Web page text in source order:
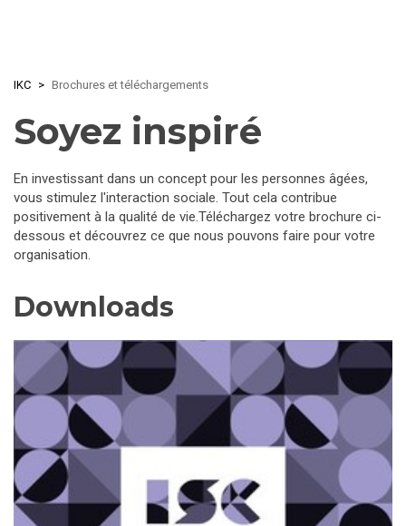
content
IKC Brochures et téléchargements
Soyez inspiré
En investissant dans un concept pour les personnes âgées,
vous stimulez l'interaction sociale. Tout cela contribue
positivement à la qualité de vie.Téléchargez votre brochure ci-
dessous et découvrez ce que nous pouvons faire pour votre
organisation.
Downloads